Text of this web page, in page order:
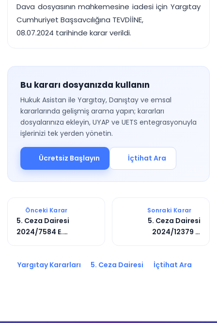
Dava dosyasının mahkemesine iadesi için Yargıtay
Cumhuriyet Başsavcılığına TEVDİİNE,
08.07.2024 tarihinde karar verildi.
Bu kararı dosyanızda kullanın
Hukuk Asistan ile Yargıtay, Danıştay ve emsal
kararlarında gelişmiş arama yapın; kararları
dosyalarınıza ekleyin, UYAP ve UETS entegrasyonuyla
işlerinizi tek yerden yönetin.
Ücretsiz Başlayın İçtihat Ara
Önceki Karar
5. Ceza Dairesi
2024/7584 E.
Sonraki Karar
5. Ceza Dairesi
2024/12379 E.
Yargıtay Kararları 5. Ceza Dairesi İçtihat Ara